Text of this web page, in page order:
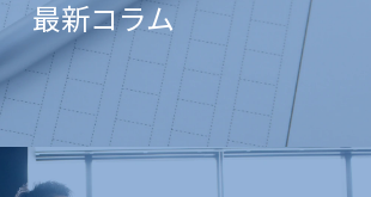
最新コラム